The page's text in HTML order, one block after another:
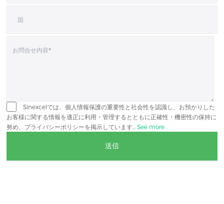
Sinexcelでは、個人情報保護の重要性と社会性を認識し、お預かりした
お客様に関する情報を適正に利用・管理するとともに正確性・機密性の保持に
努め、プライバシーポリシーを掲示しています...
See more